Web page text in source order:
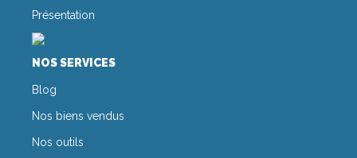
Présentation
NOS SERVICES
Blog
Nos biens vendus
Nos outils